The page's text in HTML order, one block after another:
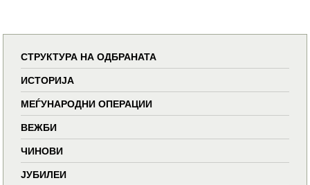
СТРУКТУРА НА ОДБРАНАТА
ИСТОРИЈА
МЕЃУНАРОДНИ ОПЕРАЦИИ
ВЕЖБИ
ЧИНОВИ
ЈУБИЛЕИ